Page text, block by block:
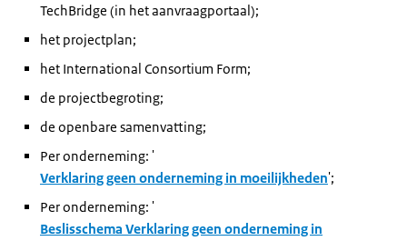
TechBridge (in het aanvraagportaal);
het projectplan;
het International Consortium Form;
de projectbegroting;
de openbare samenvatting;
Per onderneming: '
Verklaring geen onderneming in moeilijkheden';
Per onderneming: '
Beslisschema Verklaring geen onderneming in